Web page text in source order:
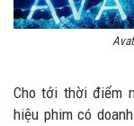
Cho tới thời điểm
hiệu phim có